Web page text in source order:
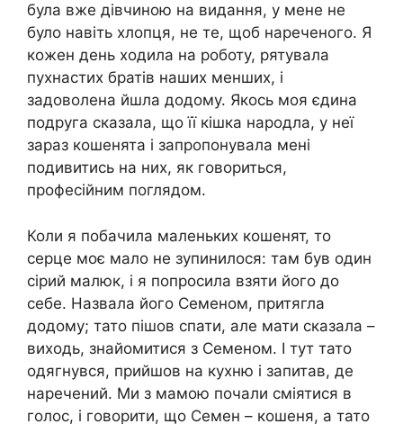
була вже дівчиною на видання, у мене не
було навіть хлопця, не те, щоб нареченого. Я
кожен день ходила на роботу, рятувала
пухнастих братів наших менших, і
задоволена йшла додому. Якось моя єдина
подруга сказала, що її кішка народла, у неї
зараз кошенята і запропонувала мені
подивитись на них, як говориться,
професійним поглядом.
Коли я побачила маленьких кошенят, то
серце моє мало не зупинилося: там був один
сірий малюк, і я попросила взяти його до
себе. Назвала його Семеном, притягла
додому; тато пішов спати, але мати сказала –
виходь, знайомитися з Семеном. І тут тато
одягнувся, прийшов на кухню і запитав, де
наречений. Ми з мамою почали сміятися в
голос, і говорити, що Семен – кошеня, а тато